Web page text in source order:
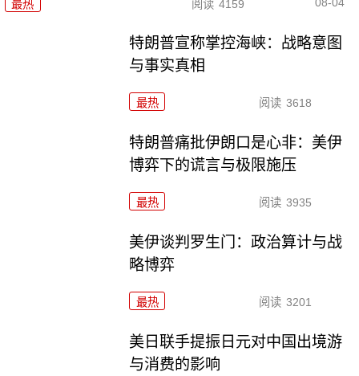
最热 阅读 4159
特朗普宣称掌控海峡：战略意图
与事实真相
最热 阅读 3618
特朗普痛批伊朗口是心非：美伊
博弈下的谎言与极限施压
最热 阅读 3935
美伊谈判罗生门：政治算计与战
略博弈
最热 阅读 3201
美日联手提振日元对中国出境游
与消费的影响